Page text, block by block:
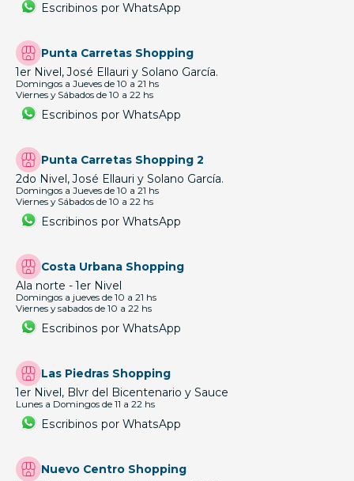
Escribinos por WhatsApp
Punta Carretas Shopping
1er Nivel, José Ellauri y Solano García.
Domingos a Jueves de 10 a 21 hs
Viernes y Sábados de 10 a 22 hs
Escribinos por WhatsApp
Punta Carretas Shopping 2
2do Nivel, José Ellauri y Solano García.
Domingos a Jueves de 10 a 21 hs
Viernes y Sábados de 10 a 22 hs
Escribinos por WhatsApp
Costa Urbana Shopping
Ala norte - 1er Nivel
Domingos a jueves de 10 a 21 hs
Viernes y sabados de 10 a 22 hs
Escribinos por WhatsApp
Las Piedras Shopping
1er Nivel, Blvr del Bicentenario y Sauce
Lunes a Domingos de 11 a 22 hs
Escribinos por WhatsApp
Nuevo Centro Shopping